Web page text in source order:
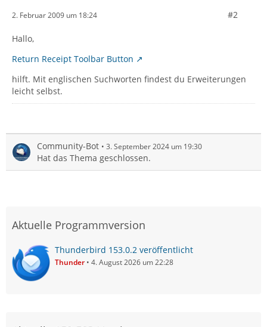
2. Februar 2009 um 18:24 #2
Hallo,
Return Receipt Toolbar Button
hilft. Mit englischen Suchworten findest du Erweiterungen
leicht selbst.
Community-Bot 3. September 2024 um 19:30
Hat das Thema geschlossen.
Aktuelle Programmversion
Thunderbird 153.0.2 veröffentlicht
Thunder 4. August 2026 um 22:28